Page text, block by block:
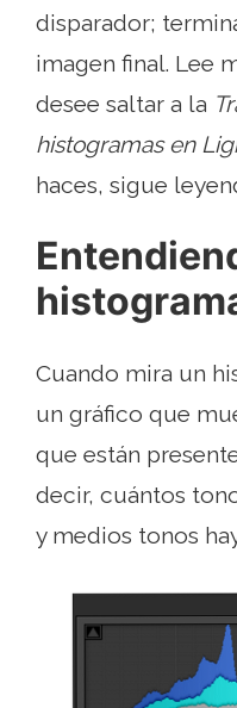
disparador;
imagen final. Lee
desee saltar a la
histogramas en
haces, sigue
Cuando mira un
un gráfico que
que están
decir, cuántos
y medios tonos